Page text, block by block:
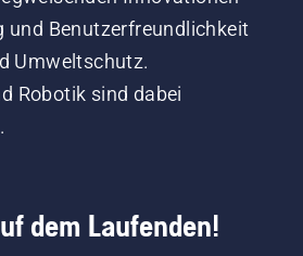
und Benutzerfreundlichkeit
Umweltschutz.
Robotik sind dabei
dem Laufenden!